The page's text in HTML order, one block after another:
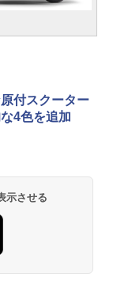
付スクーター
4色を追加
示させる